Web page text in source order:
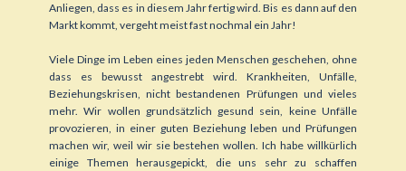
Anliegen, dass es in diesem Jahr fertig wird. Bis es dann auf den
Markt kommt, vergeht meist fast nochmal ein Jahr!
Viele Dinge im Leben eines jeden Menschen geschehen, ohne
dass es bewusst angestrebt wird. Krankheiten, Unfälle,
Beziehungskrisen, nicht bestandenen Prüfungen und vieles
mehr. Wir wollen grundsätzlich gesund sein, keine Unfälle
provozieren, in einer guten Beziehung leben und Prüfungen
machen wir, weil wir sie bestehen wollen. Ich habe willkürlich
einige Themen herausgepickt, die uns sehr zu schaffen